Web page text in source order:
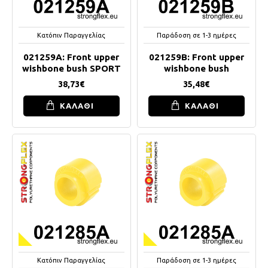
Κατόπιν Παραγγελίας
021259A: Front upper
wishbone bush SPORT
38,73€
ΚΑΛΑΘΙ
Παράδοση σε 1-3 ημέρες
021259B: Front upper
wishbone bush
35,48€
ΚΑΛΑΘΙ
Κατόπιν Παραγγελίας Παράδοση σε 1-3 ημέρες